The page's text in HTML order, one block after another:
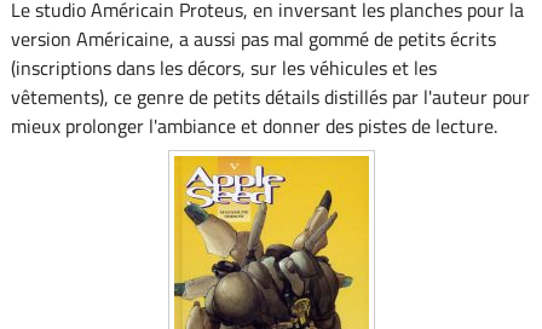
Le studio Américain Proteus, en inversant les planches pour la
version Américaine, a aussi pas mal gommé de petits écrits
(inscriptions dans les décors, sur les véhicules et les
vêtements), ce genre de petits détails distillés par l'auteur pour
mieux prolonger l'ambiance et donner des pistes de lecture.